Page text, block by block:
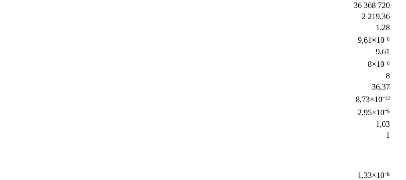
36 368 720
2 219,36
1,28
9,61×10⁻⁶
9,61
8×10⁻⁶
8
36,37
8,73×10⁻¹²
2,95×10⁻⁵
1,03
1
1,33×10⁻⁸